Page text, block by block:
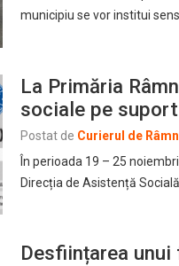
municipiu se vor institui
La Primăria
sociale pe
Postat de Curierul de
În perioada 19 – 25
Direcția de Asistență
Desființarea